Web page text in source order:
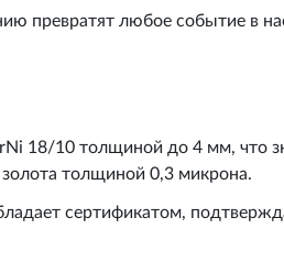
превратят любое событие в
18/10 толщиной до 4 мм, что
толщиной 0,3 микрона.
сертификатом,